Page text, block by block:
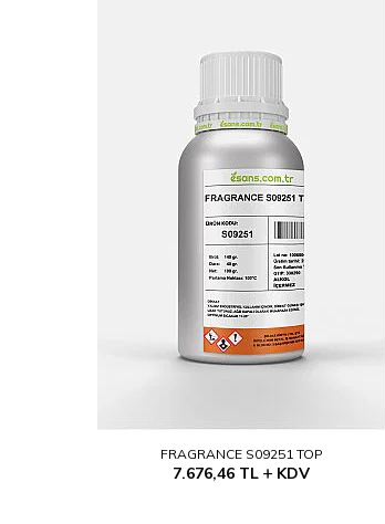
FRAGRANCE S09251 TOP
7.676,46 TL KDV